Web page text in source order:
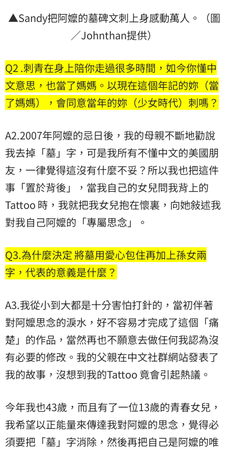
▲Sandy把阿嬤的墓碑文刺上身感動萬人。（圖
／Johnthan提供）
Q2 .刺青在身上陪你走過很多時間，如今你懂中
文意思，也當了媽媽。以現在這個年記的妳（當
了媽媽），會同意當年的妳（少女時代）刺嗎？
A2.2007年阿嬤的忌日後，我的母親不斷地勸說
我去掉「墓」字，可是我所有不懂中文的美國朋
友，一律覺得這沒有什麼不妥？所以我也把這件
事「置於背後」，當我自己的女兒問我背上的
Tattoo 時，我就把我女兒抱在懷裏，向她敍述我
對我自己阿嬤的「專屬思念」。
Q3.為什麼決定 將墓用愛心包住再加上孫女兩
字，代表的意義是什麼？
A3.我從小到大都是十分害怕打針的，當初伴著
對阿嬤思念的淚水，好不容易才完成了這個「痛
楚」的作品，當然再也不願意去做任何我認為沒
有必要的修改。我的父親在中文社群網站發表了
我的故事，沒想到我的Tattoo 竟會引起熱議。
今年我也43歲，而且有了一位13歲的青春女兒，
我希望以正能量來傳達我對阿嬤的思念，覺得必
須要把「墓」字消除，然後再把自己是阿嬤的唯